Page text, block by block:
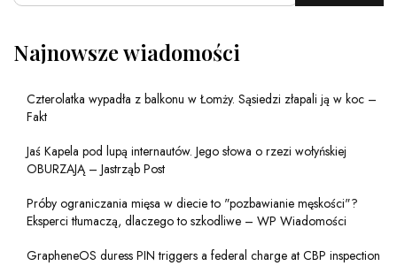
Najnowsze wiadomości
Czterolatka wypadła z balkonu w Łomży. Sąsiedzi złapali ją w koc –
Fakt
Jaś Kapela pod lupą internautów. Jego słowa o rzezi wołyńskiej
OBURZAJĄ – Jastrząb Post
Próby ograniczania mięsa w diecie to "pozbawianie męskości"?
Eksperci tłumaczą, dlaczego to szkodliwe – WP Wiadomości
GrapheneOS duress PIN triggers a federal charge at CBP inspection